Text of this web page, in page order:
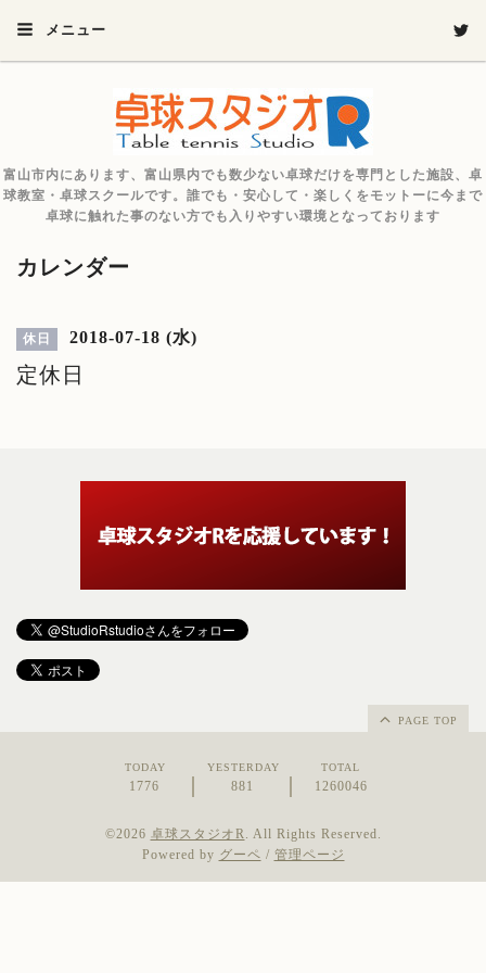
メニュー
富山市内にあります、富山県内でも数少ない卓球だけを専門とした施設、卓
球教室・卓球スクールです。誰でも・安心して・楽しくをモットーに今まで
卓球に触れた事のない方でも入りやすい環境となっております
カレンダー
休日 2018-07-18 (水)
定休日
PAGE TOP
TODAY
1776
YESTERDAY
881
TOTAL
1260046
©2026 卓球スタジオR. All Rights Reserved.
Powered by グーペ / 管理ページ